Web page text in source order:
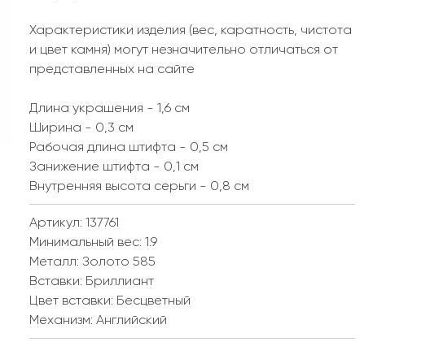
Характеристики изделия (вес, каратность, чистота
и цвет камня) могут незначительно отличаться от
представленных на сайте
Длина украшения - 1,6 см
Ширина - 0,3 см
Рабочая длина штифта - 0,5 см
Занижение штифта - 0,1 см
Внутренняя высота серьги - 0,8 см
Артикул: 137761
Минимальный вес: 1.9
Металл: Золото 585
Вставки: Бриллиант
Цвет вставки: Бесцветный
Механизм: Английский